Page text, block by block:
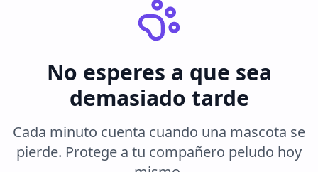
No esperes a que sea
demasiado tarde
Cada minuto cuenta cuando una mascota se
pierde. Protege a tu compañero peludo hoy